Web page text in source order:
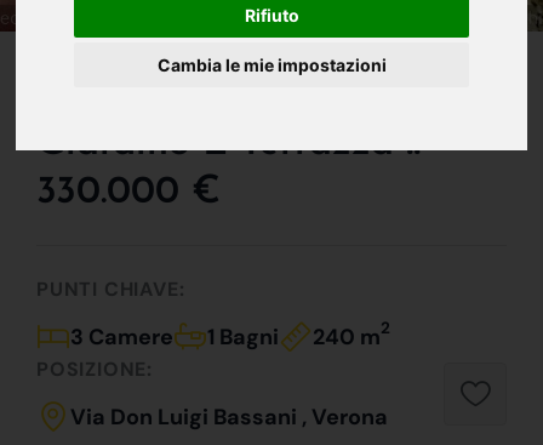
Rifiuto
Cambia le mie impostazioni
Giardino E Terrazza !!
330.000 €
PUNTI CHIAVE:
3 Camere 1 Bagni 240 m2
POSIZIONE:
Via Don Luigi Bassani , Verona